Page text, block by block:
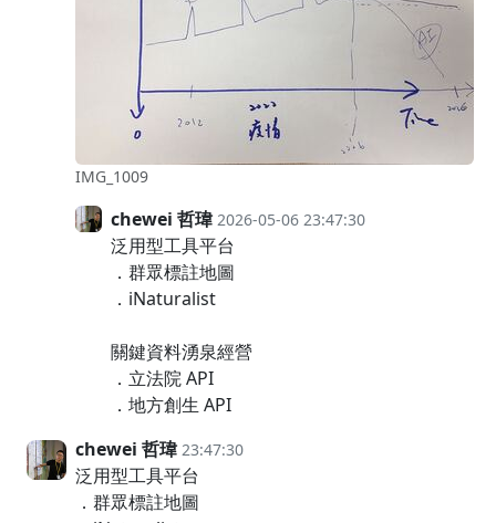
IMG_1009
chewei 哲瑋 2026-05-06 23:47:30
泛用型工具平台
．群眾標註地圖
．iNaturalist
關鍵資料湧泉經營
．立法院 API
．地方創生 API
chewei 哲瑋 23:47:30
泛用型工具平台
．群眾標註地圖